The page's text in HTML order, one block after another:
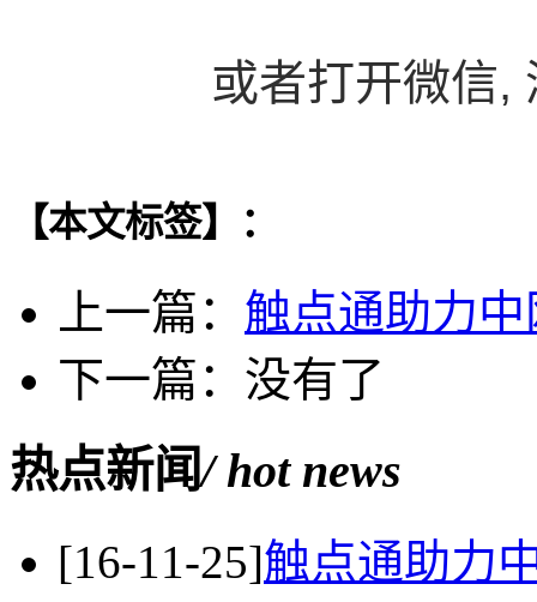
或者打开微信,
【本文标签】：
上一篇： 触点通助力
下一篇：没有了
热点新闻/ hot news
[16-11-25]触点通助力